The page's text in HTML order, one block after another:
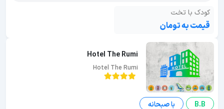
کودک با تخت
قیمت به تومان
Hotel The Rumi
Hotel The Rumi
B.B با صبحانه